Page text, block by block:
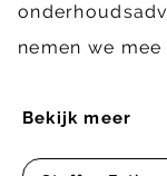
Bekijk meer
nemen we